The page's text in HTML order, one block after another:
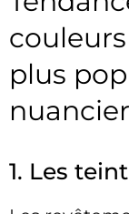
plus
1. Les